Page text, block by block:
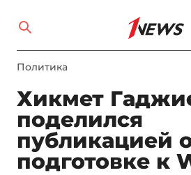
Политика
Хикмет
поделился
публикацией
подготовке к